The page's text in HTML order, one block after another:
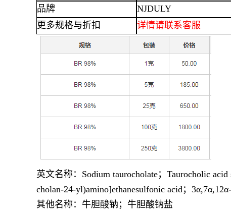
品牌
NJDULY
更多规格与折扣
详情请联系客服
英文名称： Sodium taurocholate；Taurocholic
cholan-24-yl)amino]ethanesulfonic acid；
其他名称：牛胆酸钠；牛胆酸钠盐